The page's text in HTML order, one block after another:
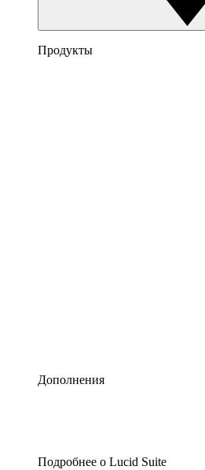
Продукты
Дополнения
Подробнее о Lucid Suite